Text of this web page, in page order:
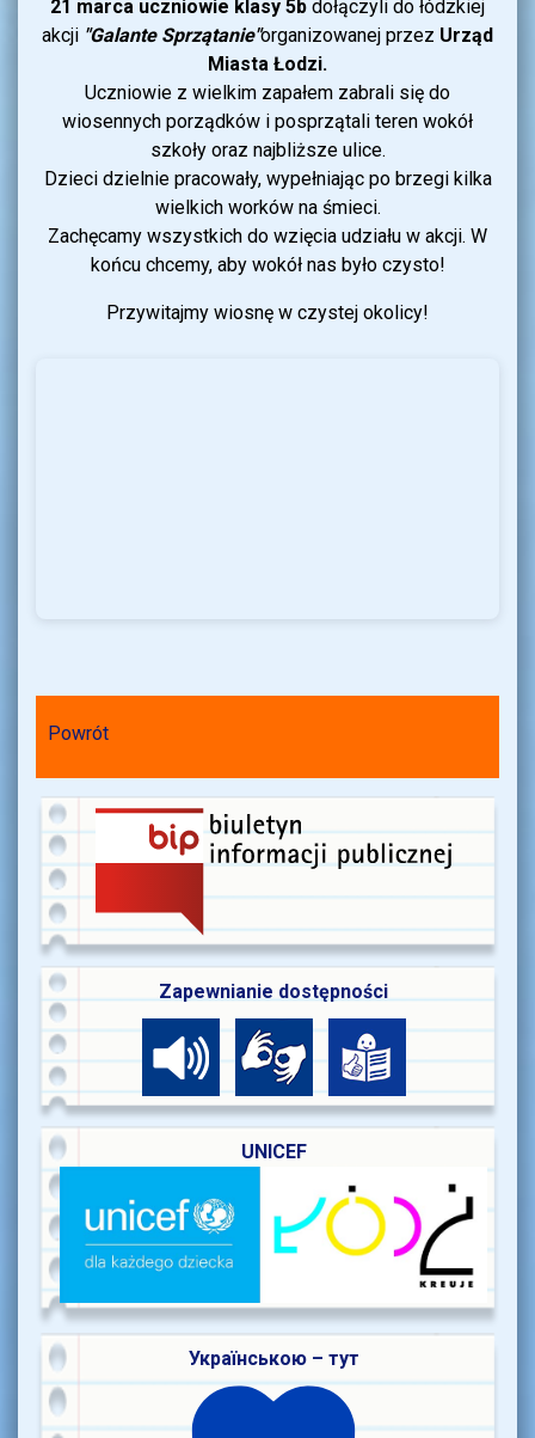
21 marca uczniowie klasy 5b dołączyli do łódzkiej
akcji "Galante Sprzątanie"organizowanej przez Urząd
Miasta Łodzi.
Uczniowie z wielkim zapałem zabrali się do
wiosennych porządków i posprzątali teren wokół
szkoły oraz najbliższe ulice.
Dzieci dzielnie pracowały, wypełniając po brzegi kilka
wielkich worków na śmieci.
Zachęcamy wszystkich do wzięcia udziału w akcji. W
końcu chcemy, aby wokół nas było czysto!
Przywitajmy wiosnę w czystej okolicy!
Powrót
Zapewnianie dostępności
UNICEF
Українською – тут